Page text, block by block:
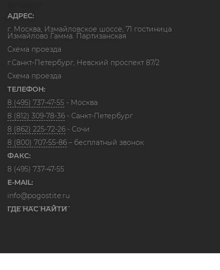
АДРЕС:
г. Москва, Измайловское шоссе, 71 гостиница
Измайлово Гамма. Партизанская
Схема проезда
г.Санкт-Петербург, Невский проспект 87/2
Схема проезда
ТЕЛЕФОН:
8 (495) 737-47-55 - Москва
8 (812) 309-78-36 - Санкт-Петербург
8 (862) 225-72-26 - Сочи
8 (800) 707-55-86 – бесплатный звонок
ФАКС:
8 (495) 737-47-55
E-MAIL:
info@pogostite.ru
ГДЕ НАС НАЙТИ